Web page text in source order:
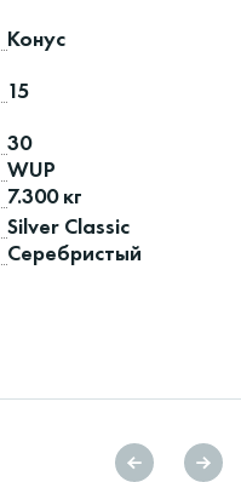
Конус
15
30
WUP
7.300 кг
Silver Classic
Серебристый